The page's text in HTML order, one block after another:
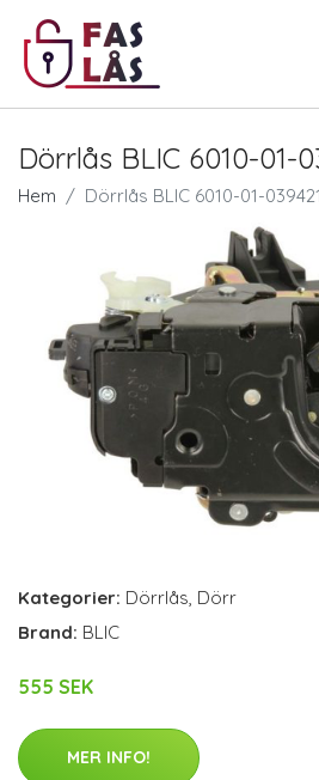
Dörrlås BLIC 6010-01-
Hem Dörrlås BLIC 6010-01-
Kategorier: Dörrlås, Dörr
Brand: BLIC
555 SEK
MER INFO!